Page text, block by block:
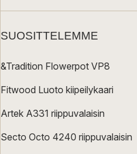
SUOSITTELEMME
&Tradition Flowerpot VP8
Fitwood Luoto kiipeilykaari
Artek A331 riippuvalaisin
Secto Octo 4240 riippuvalaisin